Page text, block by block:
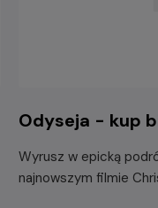
Odyseja - kup
Wyrusz w epicką
najnowszym filmie